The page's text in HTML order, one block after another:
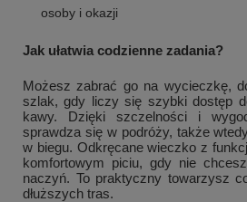
osoby i okazji
Jak ułatwia codzienne zadania?
Możesz zabrać go na wycieczkę,
szlak, gdy liczy się szybki dostęp
kawy. Dzięki szczelności i
sprawdza się w podróży, także
w biegu. Odkręcane wieczko z
komfortowym piciu, gdy nie
naczyń. To praktyczny towarzysz
dłuższych tras.